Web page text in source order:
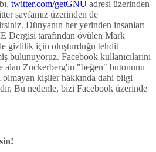
twitter.com/getGNU adresi üzerinden
sayfamız üzerinden de
Dünyanın her yerinden insanları
Dergisi tarafından övülen Mark
gizlilik için oluşturduğu tehdit
bulunuyoruz. Facebook kullanıcılarını
alan Zuckerberg'in "beğen" butonunu
olmayan kişiler hakkında dahi bilgi
Bu nedenle, bizi Facebook üzerinde